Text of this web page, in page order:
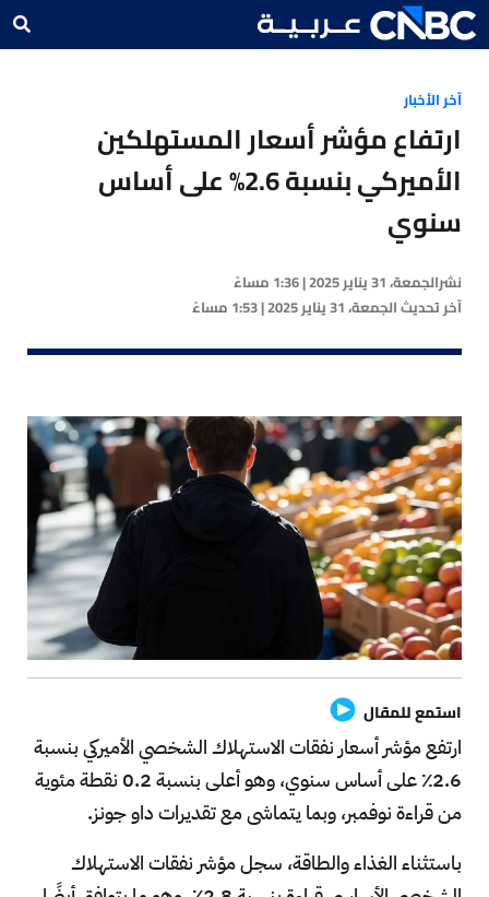
آخر الأخبار
ارتفاع مؤشر أسعار المستهلكين
الأميركي بنسبة 2.6% على أساس
سنوي
نشرالجمعة، 31 يناير 2025 | 1:36 مساءً
آخر تحديثالجمعة، 31 يناير 2025 | 1:53 مساءً
استمع للمقال
ارتفع مؤشر أسعار نفقات الاستهلاك الشخصي الأميركي بنسبة
2.6٪ على أساس سنوي، وهو أعلى بنسبة 0.2 نقطة مئوية
من قراءة نوفمبر، وبما يتماشى مع تقديرات داو جونز.
باستثناء الغذاء والطاقة، سجل مؤشر نفقات الاستهلاك